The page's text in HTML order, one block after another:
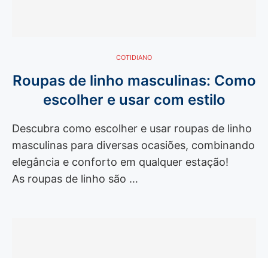
COTIDIANO
Roupas de linho masculinas: Como
escolher e usar com estilo
Descubra como escolher e usar roupas de linho
masculinas para diversas ocasiões, combinando
elegância e conforto em qualquer estação!
As roupas de linho são …